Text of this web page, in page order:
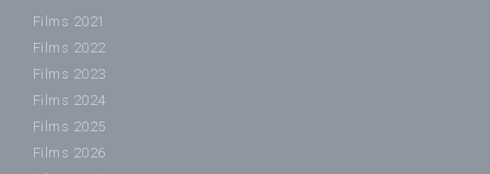
Films 2021
Films 2022
Films 2023
Films 2024
Films 2025
Films 2026